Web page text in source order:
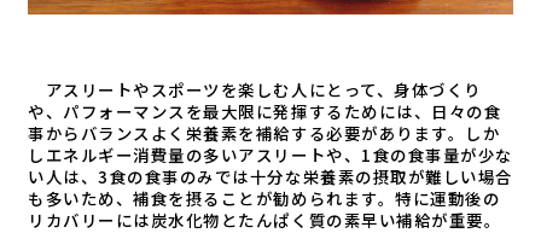
アスリートやスポーツを楽しむ人にとって、身体づくり
や、パフォーマンスを最大限に発揮するためには、日々の食
事からバランスよく栄養素を補給する必要があります。しか
しエネルギー消費量の多いアスリートや、1食の食事量が少な
い人は、3食の食事のみでは十分な栄養素の摂取が難しい場合
も多いため、補食を摂ることが勧められます。特に運動後の
リカバリーには炭水化物とたんぱく質の素早い補給が重要。